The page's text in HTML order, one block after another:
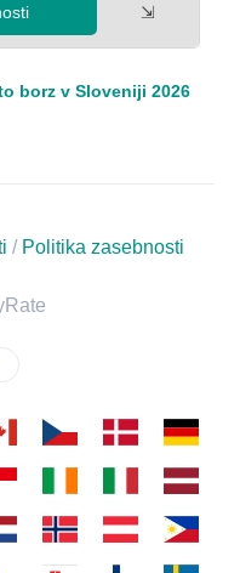
⇲
borz v Sloveniji 2026
/ Politika zasebnosti